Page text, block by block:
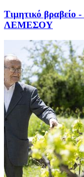
Τιμητικό
ΛΕΜΕΣΟΥ